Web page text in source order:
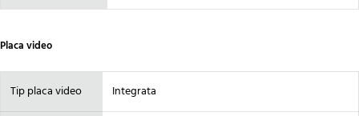
Placa video
Tip placa video Integrata